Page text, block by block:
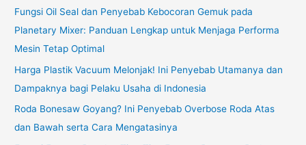
Fungsi Oil Seal dan Penyebab Kebocoran Gemuk pada
Planetary Mixer: Panduan Lengkap untuk Menjaga Performa
Mesin Tetap Optimal
Harga Plastik Vacuum Melonjak! Ini Penyebab Utamanya dan
Dampaknya bagi Pelaku Usaha di Indonesia
Roda Bonesaw Goyang? Ini Penyebab Overbose Roda Atas
dan Bawah serta Cara Mengatasinya